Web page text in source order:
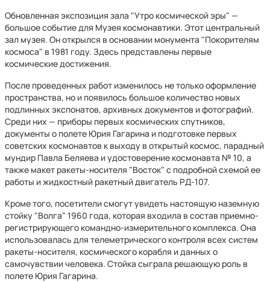
Обновленная экспозиция зала "Утро космической эры" —
большое событие для Музея космонавтики. Этот центральный
зал музея. Он открылся в основании монумента "Покорителям
космоса" в 1981 году. Здесь представлены первые
космические достижения.
После проведенных работ изменилось не только оформление
пространства, но и появилось большое количество новых
подлинных экспонатов, архивных документов и фотографий.
Среди них — приборы первых космических спутников,
документы о полете Юрия Гагарина и подготовке первых
советских космонавтов к выходу в открытый космос, парадный
мундир Павла Беляева и удостоверение космонавта № 10, а
также макет ракеты-носителя "Восток" с подробной схемой ее
работы и жидкостный ракетный двигатель РД-107.
Кроме того, посетители смогут увидеть настоящую наземную
стойку "Волга" 1960 года, которая входила в состав приемно-
регистрирующего командно-измерительного комплекса. Она
использовалась для телеметрического контроля всех систем
ракеты-носителя, космического корабля и данных о
самочувствии человека. Стойка сыграла решающую роль в
полете Юрия Гагарина.